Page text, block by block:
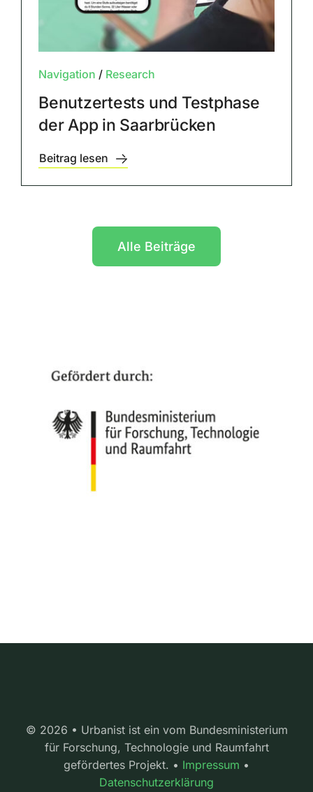
Navigation / Research
Benutzertests und Testphase
der App in Saarbrücken
Beitrag lesen
Alle Beiträge
© 2026 • Urbanist ist ein vom Bundesministerium
für Forschung, Technologie und Raumfahrt
gefördertes Projekt. • Impressum •
Datenschutzerklärung